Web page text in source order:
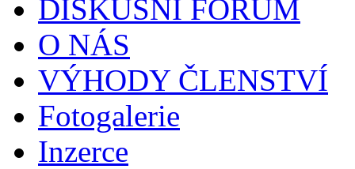
DISKUSNÍ FORUM
O NÁS
VÝHODY ČLENSTVÍ
Fotogalerie
Inzerce